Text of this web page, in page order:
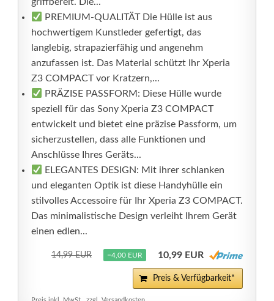
PREMIUM-QUALITÄT Die Hülle ist aus
hochwertigem Kunstleder gefertigt, das
langlebig, strapazierfähig und angenehm
anzufassen ist. Das Material schützt Ihr Xperia
Z3 COMPACT vor Kratzern,...
PRÄZISE PASSFORM: Diese Hülle wurde
speziell für das Sony Xperia Z3 COMPACT
entwickelt und bietet eine präzise Passform, um
sicherzustellen, dass alle Funktionen und
Anschlüsse Ihres Geräts...
ELEGANTES DESIGN: Mit ihrer schlanken
und eleganten Optik ist diese Handyhülle ein
stilvolles Accessoire für Ihr Xperia Z3 COMPACT.
Das minimalistische Design verleiht Ihrem Gerät
einen edlen...
14,99 EUR −4,00 EUR 10,99 EUR
Preis & Verfügbarkeit*